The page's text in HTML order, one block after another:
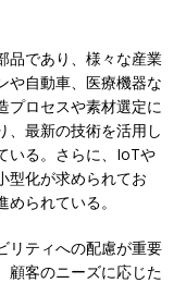
品であり、様々な産業
や自動車、医療機器な
プロセスや素材選定に
、最新の技術を活用し
いる。さらに、IoTや
型化が求められてお
られている。
リティへの配慮が重要
顧客のニーズに応じた